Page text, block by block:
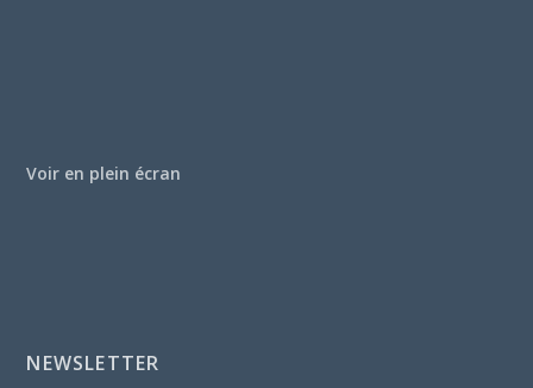
Voir en plein écran
NEWSLETTER